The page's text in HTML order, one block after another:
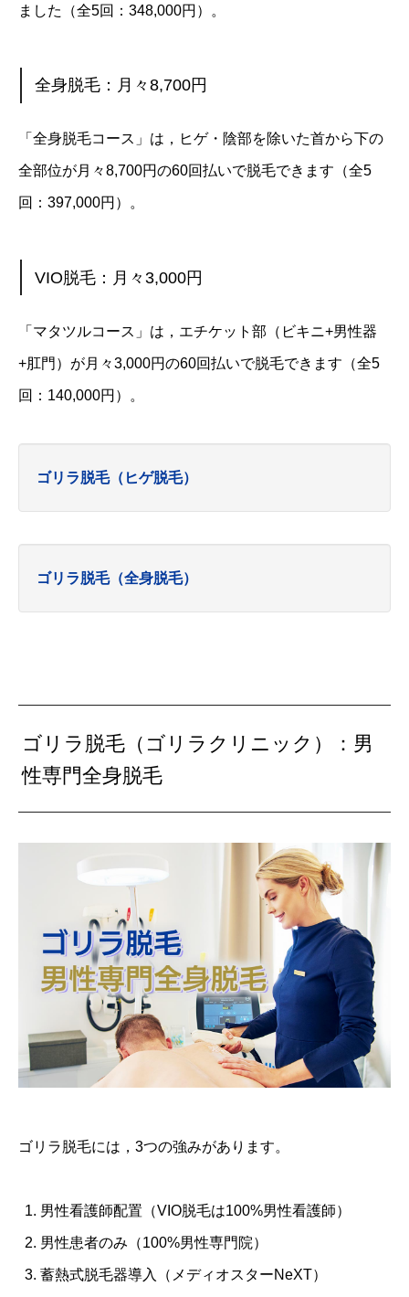
ました（全5回：348,000円）。
全身脱毛：月々8,700円
「全身脱毛コース」は，ヒゲ・陰部を除いた首から下の
全部位が月々8,700円の60回払いで脱毛できます（全5
回：397,000円）。
VIO脱毛：月々3,000円
「マタツルコース」は，エチケット部（ビキニ+男性器
+肛門）が月々3,000円の60回払いで脱毛できます（全5
回：140,000円）。
ゴリラ脱毛（ヒゲ脱毛）
ゴリラ脱毛（全身脱毛）
ゴリラ脱毛（ゴリラクリニック）：男
性専門全身脱毛
ゴリラ脱毛には，3つの強みがあります。
男性看護師配置（VIO脱毛は100%男性看護師）
男性患者のみ（100%男性専門院）
蓄熱式脱毛器導入（メディオスターNeXT）